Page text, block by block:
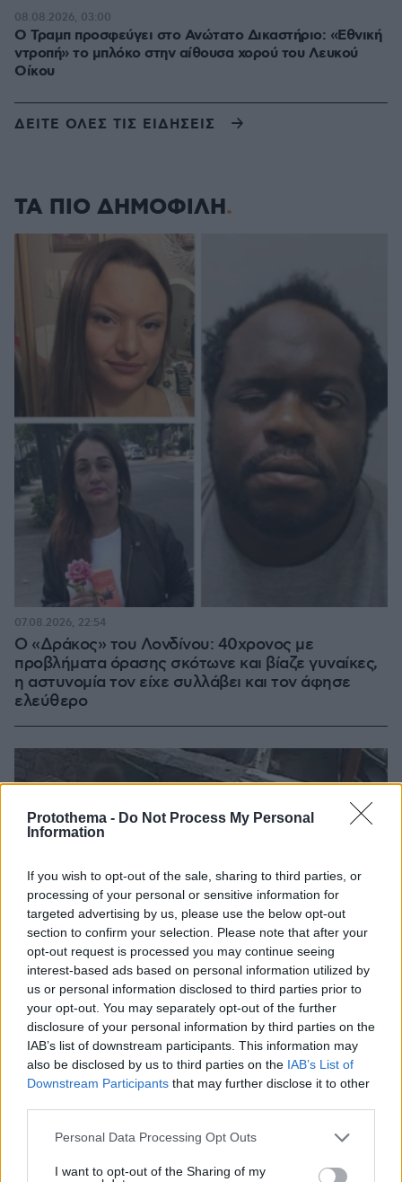
Protothema - Do Not Process My Personal
Information
If you wish to opt-out of the sale, sharing to third parties, or
processing of your personal or sensitive information for
targeted advertising by us, please use the below opt-out
section to confirm your selection. Please note that after your
opt-out request is processed you may continue seeing
interest-based ads based on personal information utilized by
us or personal information disclosed to third parties prior to
your opt-out. You may separately opt-out of the further
disclosure of your personal information by third parties on the
IAB’s list of downstream participants. This information may
also be disclosed by us to third parties on the IAB’s List of
Downstream Participants that may further disclose it to other
Please note that this website/app uses one or more Google
not limited to your visit or usage behaviour. You may click to
Personal Data Processing Opt Outs
I want to opt-out of the Sharing of my
Ο Τραμπ προσφεύγει στο Ανώτατο Δικαστήριο: «Εθνική
ντροπή» το μπλόκο στην αίθουσα χορού του Λευκού
Οίκου
08.08.2026, 03:00
ΔΕΙΤΕ ΟΛΕΣ ΤΙΣ ΕΙΔΗΣΕΙΣ
ΤΑ ΠΙΟ ΔΗΜΟΦΙΛΗ
Ο «Δράκος» του Λονδίνου: 40χρονος με
προβλήματα όρασης σκότωνε και βίαζε γυναίκες,
η αστυνομία τον είχε συλλάβει και τον άφησε
ελεύθερο
07.08.2026, 22:54
07.08.2026, 18:22